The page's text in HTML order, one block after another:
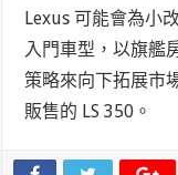
Lexus 可能會為小
入門車型，以旗艦
策略來向下拓展市
販售的 LS 350。